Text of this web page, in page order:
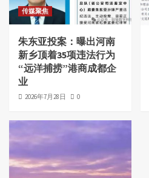
传媒聚焦
朱东亚投案：曝出河南
新乡顶着35项违法行为
“远洋捕捞”港商成都企
业
2026年7月28日 0